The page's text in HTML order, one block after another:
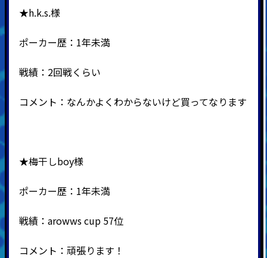
★h.k.s.様
ポーカー歴：1年未満
戦績：2回戦くらい
コメント：なんかよくわからないけど買ってなります
★梅干しboy様
ポーカー歴：1年未満
戦績：arowws cup 57位
コメント：頑張ります！